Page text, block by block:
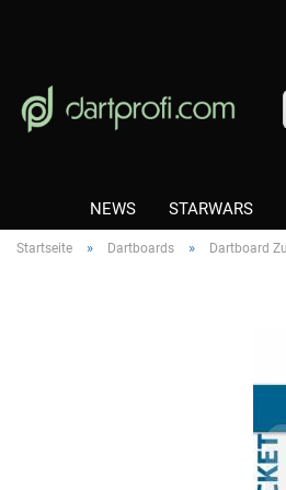
NEWS STARWARS
Startseite » Dartboards » Dartboard